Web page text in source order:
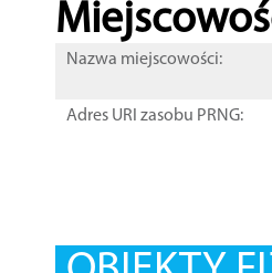
Nazwa miejscowości:
Adres URI zasobu PRNG: